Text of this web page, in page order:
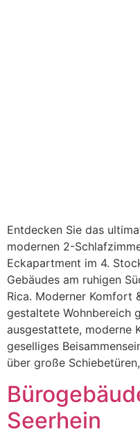
Entdecken Sie das
modernen 2-
Eckapartment im 4.
Gebäudes am ruhigen
Rica. Moderner Komfort
gestaltete Wohnbereich
ausgestattete, moderne
geselliges
über große
Seerhein